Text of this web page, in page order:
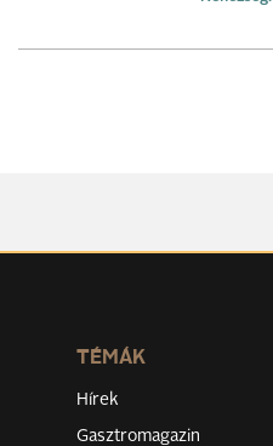
TÉMÁK
Hírek
Gasztromagazin